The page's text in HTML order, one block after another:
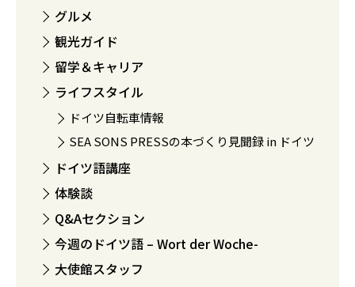
グルメ
観光ガイド
留学＆キャリア
ライフスタイル
ドイツ自転車情報
SEA SONS PRESSの本づくり見聞録 in ドイツ
ドイツ語講座
体験談
Q&Aセクション
今週のドイツ語 – Wort der Woche-
大使館スタッフ